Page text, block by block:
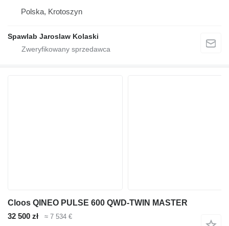
Polska, Krotoszyn
Spawlab Jaroslaw Kolaski
Cloos QINEO PULSE 600 QWD-TWIN MASTER
32 500 zł
≈ 7 534 €